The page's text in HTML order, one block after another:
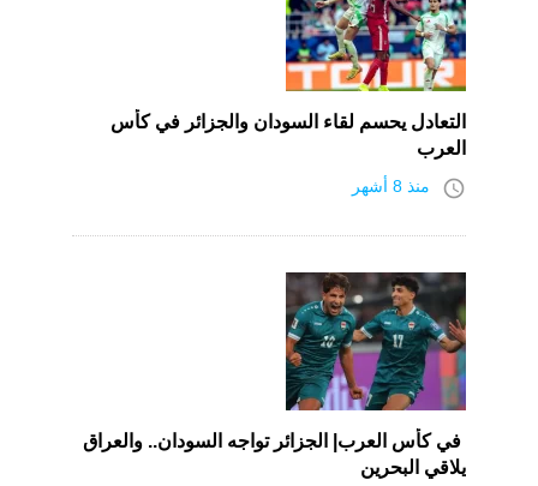
التعادل يحسم لقاء السودان والجزائر في كأس
العرب
access_time منذ 8 أشهر
في كأس العرب| الجزائر تواجه السودان.. والعراق
يلاقي البحرين